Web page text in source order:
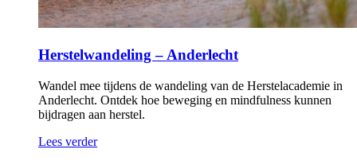
Herstelwandeling – Anderlecht
Wandel mee tijdens de wandeling van de Herstelacademie in
Anderlecht. Ontdek hoe beweging en mindfulness kunnen
bijdragen aan herstel.
Lees verder